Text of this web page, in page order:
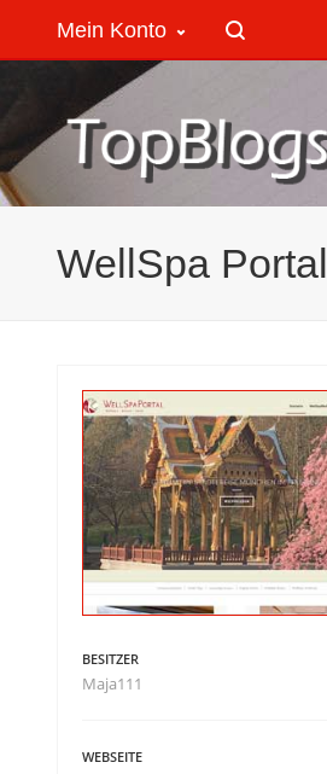
Mein Konto
WellSpa Portal
BESITZER
Maja111
WEBSEITE